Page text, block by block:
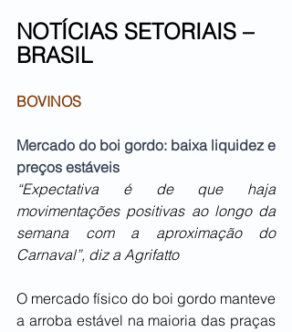
NOTÍCIAS SETORIAIS –
BRASIL
BOVINOS
Mercado do boi gordo: baixa liquidez e
preços estáveis
“Expectativa é de que haja
movimentações positivas ao longo da
semana com a aproximação do
Carnaval”, diz a Agrifatto
O mercado físico do boi gordo manteve
a arroba estável na maioria das praças